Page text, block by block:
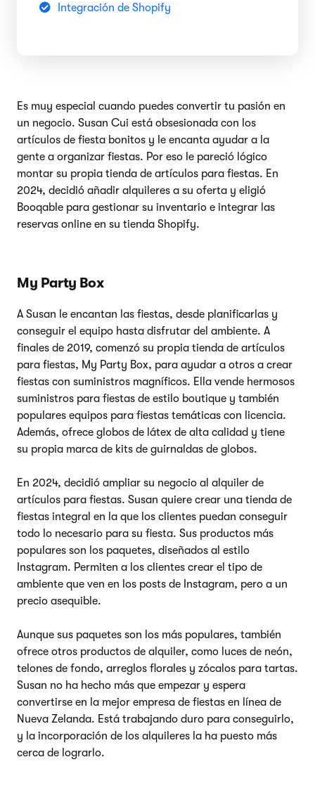
Integración de Shopify
Es muy especial cuando puedes convertir tu pasión en
un negocio. Susan Cui está obsesionada con los
artículos de fiesta bonitos y le encanta ayudar a la
gente a organizar fiestas. Por eso le pareció lógico
montar su propia tienda de artículos para fiestas. En
2024, decidió añadir alquileres a su oferta y eligió
Booqable para gestionar su inventario e integrar las
reservas online en su tienda Shopify.
My Party Box
A Susan le encantan las fiestas, desde planificarlas y
conseguir el equipo hasta disfrutar del ambiente. A
finales de 2019, comenzó su propia tienda de artículos
para fiestas, My Party Box, para ayudar a otros a crear
fiestas con suministros magníficos. Ella vende hermosos
suministros para fiestas de estilo boutique y también
populares equipos para fiestas temáticas con licencia.
Además, ofrece globos de látex de alta calidad y tiene
su propia marca de kits de guirnaldas de globos.
En 2024, decidió ampliar su negocio al alquiler de
artículos para fiestas. Susan quiere crear una tienda de
fiestas integral en la que los clientes puedan conseguir
todo lo necesario para su fiesta. Sus productos más
populares son los paquetes, diseñados al estilo
Instagram. Permiten a los clientes crear el tipo de
ambiente que ven en los posts de Instagram, pero a un
precio asequible.
Aunque sus paquetes son los más populares, también
ofrece otros productos de alquiler, como luces de neón,
telones de fondo, arreglos florales y zócalos para tartas.
Susan no ha hecho más que empezar y espera
convertirse en la mejor empresa de fiestas en línea de
Nueva Zelanda. Está trabajando duro para conseguirlo,
y la incorporación de los alquileres la ha puesto más
cerca de lograrlo.